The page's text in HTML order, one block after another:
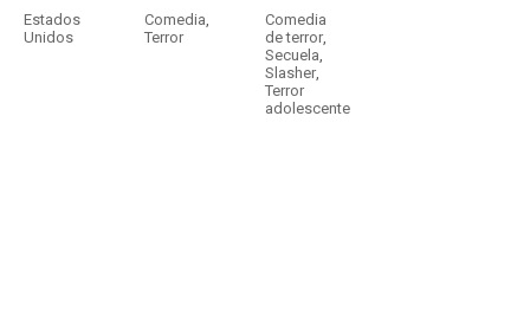
Estados
Unidos
Comedia,
Terror
Comedia
de terror,
Secuela,
Slasher,
Terror
adolescente